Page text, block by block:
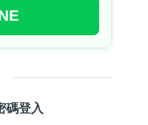
碼登入